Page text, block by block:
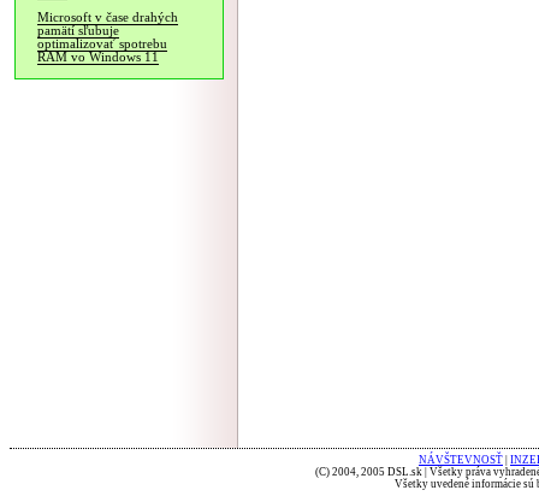
Microsoft v čase drahých
pamätí sľubuje
optimalizovať spotrebu
RAM vo Windows 11
NÁVŠTEVNOSŤ
(C) 2004, 2005 DSL.sk | Všetky práva
Všetky uvedené informácie sú